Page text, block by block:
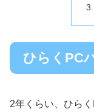
ひらくPC
2年くらい、ひら